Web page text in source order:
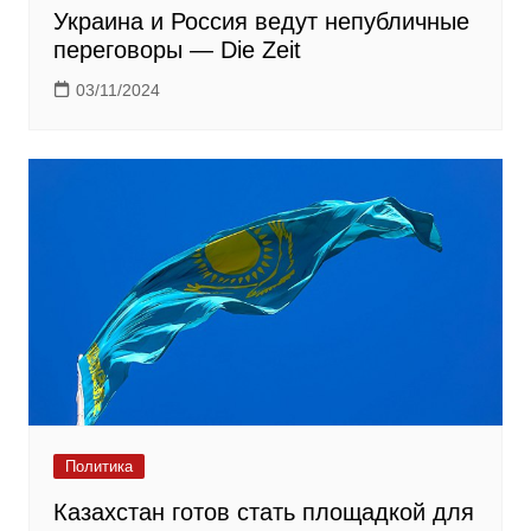
Украина и Россия ведут непубличные
переговоры — Die Zeit
03/11/2024
Политика
Казахстан готов стать площадкой для